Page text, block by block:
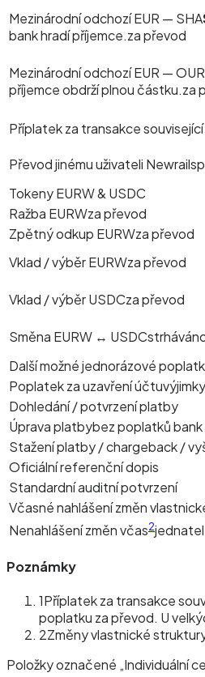
Mezinárodní odchozí EUR — SHA
bank hradí příjemce.za převod
Mezinárodní odchozí EUR —OUR
příjemce obdrží plnou částku.za
Příplatek za transakce
Převod jinému uživateli Newrails
Tokeny EURW & USDC
Ražba EURWza převod
Zpětný odkup EURWza převod
Vklad / výběr EURWza převod
Vklad / výběr USDCza převod
Směna EURW ↔ USDC
Další možné jednorázové
Poplatek za uzavření účtu
Dohledání / potvrzení platby
Úprava platbybez poplatků
Stažení platby / chargeback /
Oficiální referenční dopis
Standardní auditní potvrzení
Včasné nahlášení změn
Nenahlášení změn včas2
Poznámky
1Příplatek za transakce
poplatku za převod. U
2Změny vlastnické
Položky označené „Individuální